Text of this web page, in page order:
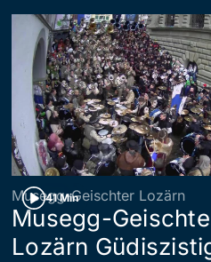
41 Min
Musegg-Geischter Lozärn
Musegg-
Lozärn